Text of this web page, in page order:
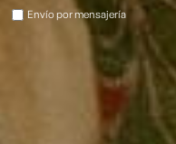
Envío por mensajería